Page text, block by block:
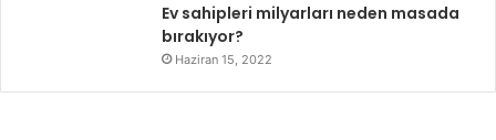
Ev sahipleri milyarları neden masada
bırakıyor?
Haziran 15, 2022